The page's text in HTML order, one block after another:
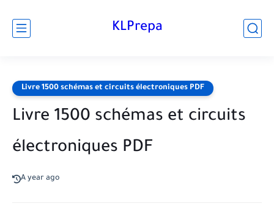
KLPrepa
Livre 1500 schémas et circuits électroniques PDF
Livre 1500 schémas et circuits
électroniques PDF
A year ago